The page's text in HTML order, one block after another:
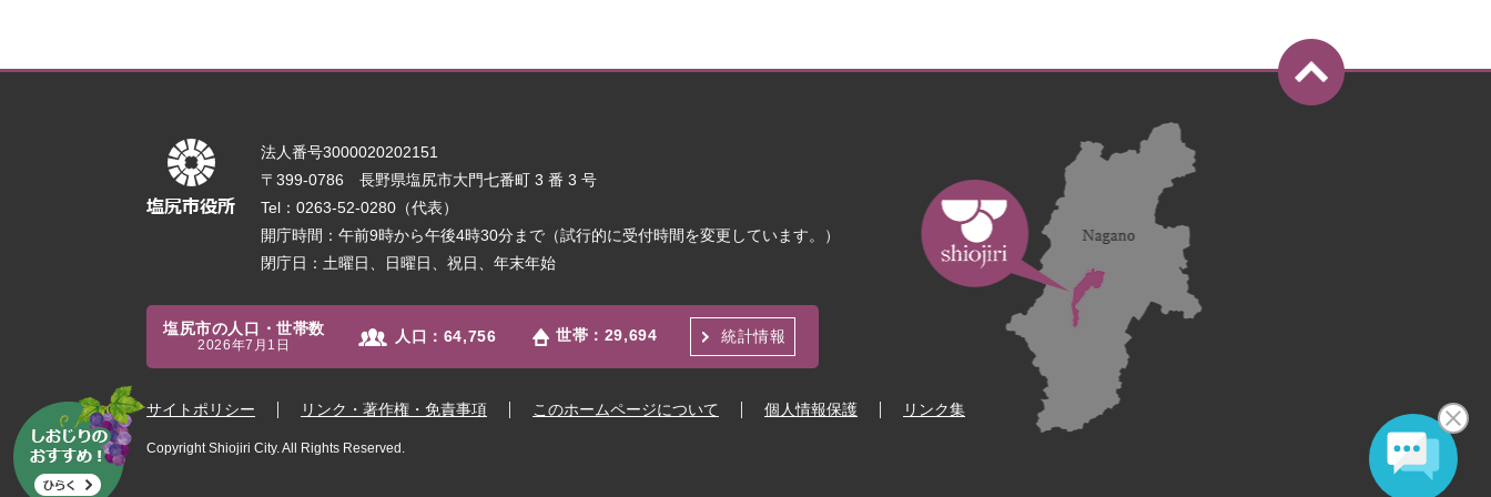
法人番号3000020202151
〒399-0786 長野県塩尻市大門七番町 3 番 3 号
Tel：0263-52-0280（代表）
開庁時間：午前9時から午後4時30分まで（試行的に受付時間を変更しています。）
閉庁日：土曜日、日曜日、祝日、年末年始
塩尻市の人口・世帯数
2026年7月1日 人口： 64,756 世帯： 29,694 統計情報
サイトポリシー リンク・著作権・免責事項 このホームページについて 個人情報保護 リンク集
Copyright Shiojiri City. All Rights Reserved.
し
お